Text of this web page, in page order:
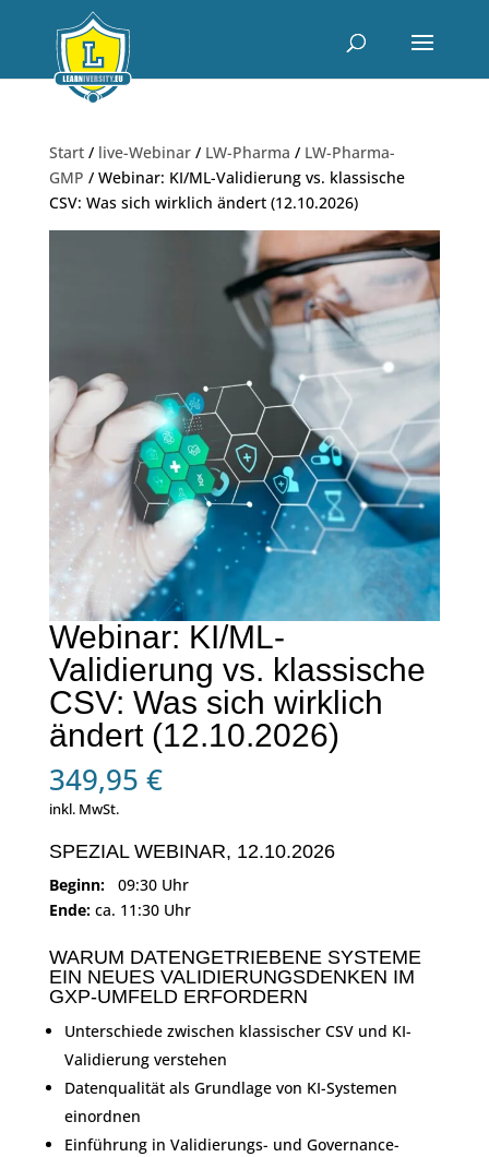
Start/ live-Webinar/ LW-Pharma / LW-Pharma-
GMP / Webinar: KI/ML-Validierung vs. klassische
CSV: Was sich wirklich ändert (12.10.2026)
Webinar: KI/ML-
Validierung vs. klassische
CSV: Was sich wirklich
ändert (12.10.2026)
349,95 €
inkl. MwSt.
SPEZIAL WEBINAR, 12.10.2026
Beginn:09:30 Uhr
Ende:ca. 11:30 Uhr
WARUM DATENGETRIEBENE SYSTEME
EIN NEUES VALIDIERUNGSDENKEN IM
GXP-UMFELD ERFORDERN
Unterschiede zwischen klassischer CSV und KI-
Validierung verstehen
Datenqualität als Grundlage von KI-Systemen
einordnen
Einführung in Validierungs- und Governance-